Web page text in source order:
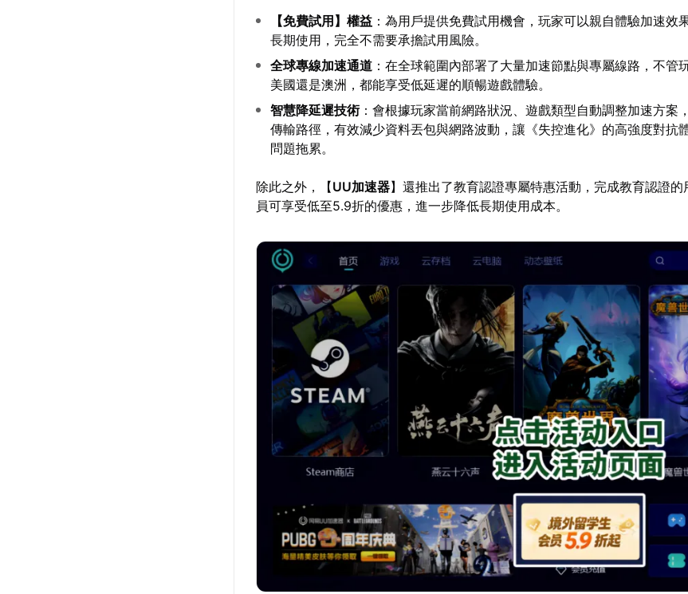
【免費試用】權益 ：為用戶提供免費試用機會，玩家可以親自體驗加速效
長期使用，完全不需要承擔試用風險。
全球專線加速通道 ：在全球範圍內部署了大量加速節點與專屬線路，不管
美國還是澳洲，都能享受低延遲的順暢遊戲體驗。
智慧降延遲技術：會根據玩家當前網路狀況、遊戲類型自動調整加速方案
傳輸路徑，有效減少資料丟包與網路波動，讓《失控進化》的高強度對抗
問題拖累。
除此之外，【UU加速器】還推出了教育認證專屬特惠活動，完成教育認證的
員可享受低至5.9折的優惠，進一步降低長期使用成本。